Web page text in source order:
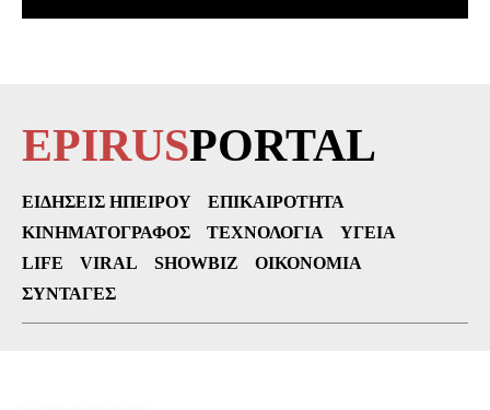
EPIRUSPORTAL
ΕΙΔΉΣΕΙΣ ΗΠΕΊΡΟΥ
ΕΠΙΚΑΙΡΌΤΗΤΑ
ΚΙΝΗΜΑΤΟΓΡΆΦΟΣ
ΤΕΧΝΟΛΟΓΊΑ
ΥΓΕΊΑ
LIFE
VIRAL SHOWBIZ
ΟΙΚΟΝΟΜΊΑ
ΣΥΝΤΑΓΈΣ